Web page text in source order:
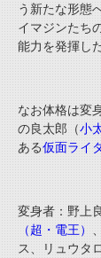
う新たな形態
イマジンたち
能力を発揮した
なお体格は変
の良太郎（小
ある仮面ライ
変身者：野上
（超・電王）
ス、リュウタ